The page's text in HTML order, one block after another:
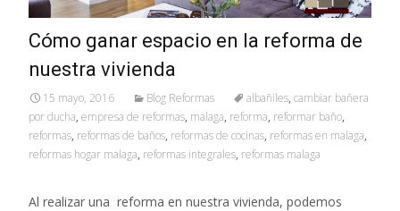
Cómo ganar espacio en la reforma de
nuestra vivienda
15 mayo, 2016 Blog Reformas albañiles, cambiar bañera
por ducha, empresa de reformas, malaga, reforma, reformar baño,
reformas, reformas de baños, reformas de cocinas, reformas en malaga,
reformas hogar malaga, reformas integrales, reformas malaga
Al realizar una reforma en nuestra vivienda, podemos